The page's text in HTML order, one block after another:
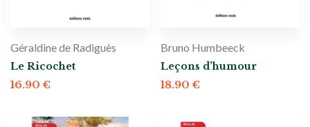
Géraldine de Radiguès
Le Ricochet
16.90 €
Bruno Humbeeck
Leçons d’humour
18.90 €